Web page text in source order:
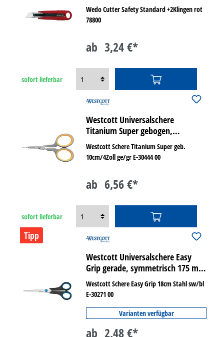
Wedo Cutter Safety Standard +2Klingen rot
78800
ab 3,24 €*
sofort lieferbar
Westcott Universalschere
Titanium Super gebogen,
symmetrisch 100 mm
Westcott Schere Titanium Super geb.
10cm/4Zoll ge/gr E-30444 00
ab 6,56 €*
sofort lieferbar
Tipp
Westcott Universalschere Easy
Grip gerade, symmetrisch 175 mm
Rechtshänder
Westcott Schere Easy Grip 18cm Stahl sw/bl
E-30271 00
Varianten verfügbar
ab 2,48 €*